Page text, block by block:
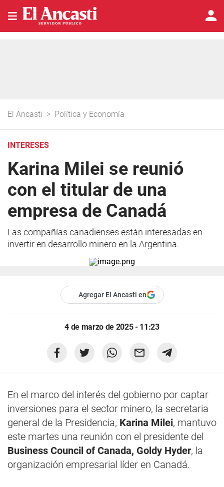
El Ancasti > Política y Economía
INTERESES
Karina Milei se reunió
con el titular de una
empresa de Canadá
Las compañías canadienses están interesadas en
invertir en desarrollo minero en la Argentina.
Agregar El Ancasti en
4 de marzo de 2025 - 11:23
En el marco del interés del gobierno por captar
inversiones para el sector minero, la secretaria
general de la Presidencia, Karina Milei, mantuvo
este martes una reunión con el presidente del
Business Council of Canada, Goldy Hyder, la
organización empresarial líder en Canadá.